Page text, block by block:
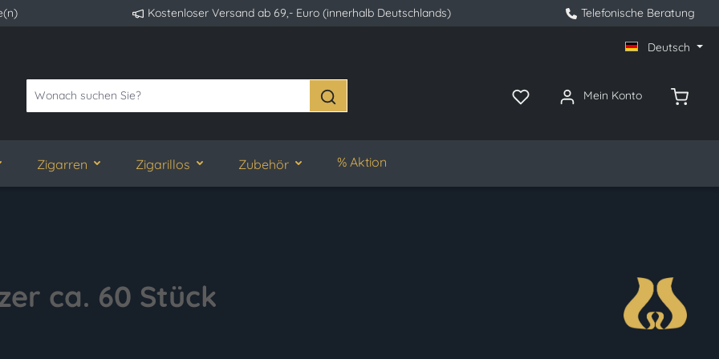
Kostenloser Versand ab 69,- Euro (innerhalb Deutschlands) Telefonische Beratung
Deutsch
Mein Konto
Zigarren Zigarillos Zubehör % Aktion
ca. 60 Stück